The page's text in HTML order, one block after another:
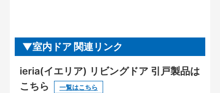
室内ドア 関連リンク
ieria(イエリア) リビングドア 引戸製品は
こちら
一覧はこちら